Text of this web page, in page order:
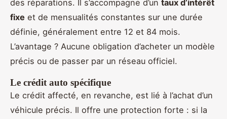
des réparations. Il s’accompagne d’un taux d’intérêt
fixe et de mensualités constantes sur une durée
définie, généralement entre 12 et 84 mois.
L’avantage ? Aucune obligation d’acheter un modèle
précis ou de passer par un réseau officiel.
Le crédit auto spécifique
Le crédit affecté, en revanche, est lié à l’achat d’un
véhicule précis. Il offre une protection forte : si la